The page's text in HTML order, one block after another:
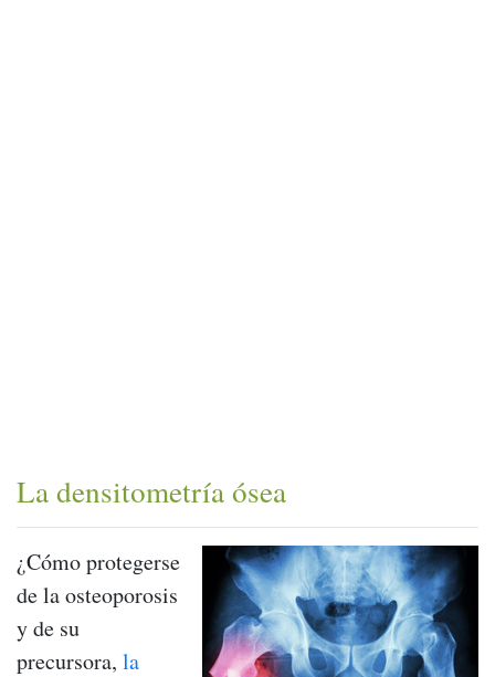
La densitometría ósea
¿Cómo protegerse
de la osteoporosis
y de su
precursora, la